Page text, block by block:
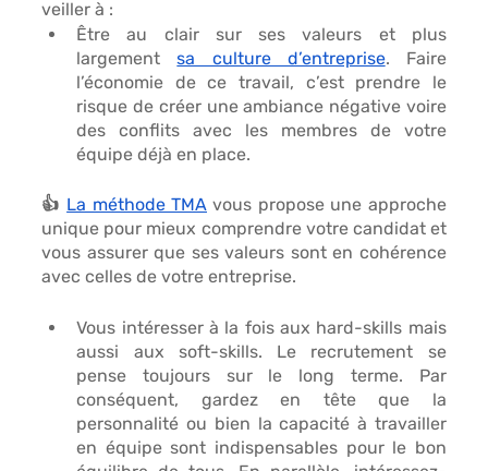
veiller à :
Être au clair sur ses valeurs et plus
largement sa culture d’entreprise. Faire
l’économie de ce travail, c’est prendre le
risque de créer une ambiance négative voire
des conflits avec les membres de votre
équipe déjà en place.
👍 La méthode TMA vous propose une approche
unique pour mieux comprendre votre candidat et
vous assurer que ses valeurs sont en cohérence
avec celles de votre entreprise.
Vous intéresser à la fois aux hard-skills mais
aussi aux soft-skills. Le recrutement se
pense toujours sur le long terme. Par
conséquent, gardez en tête que la
personnalité ou bien la capacité à travailler
en équipe sont indispensables pour le bon